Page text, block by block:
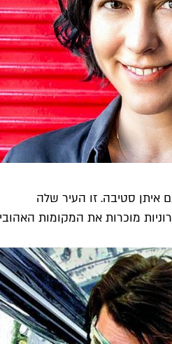
איתן סטיבה. זו העיר שלה
מוכרות את המקומות